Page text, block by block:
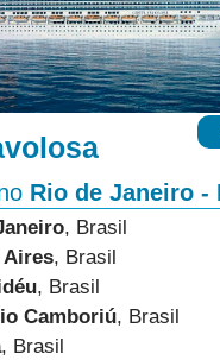
Rio de Janeiro -
, Brasil
Aires, Brasil
, Brasil
Camboriú, Brasil
, Brasil